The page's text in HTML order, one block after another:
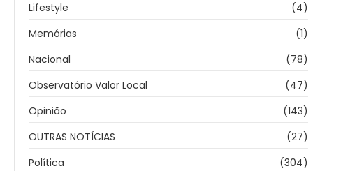
Lifestyle
(4)
Memórias
(1)
Nacional
(78)
Observatório Valor Local
(47)
Opinião
(143)
OUTRAS NOTÍCIAS
(27)
Política
(304)